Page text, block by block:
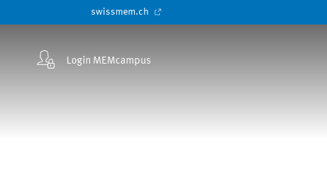
swissmem.ch
Login MEMcampus